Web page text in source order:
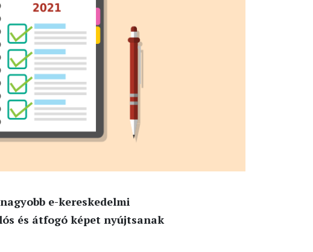
e-kereskedelmi
és átfogó képet nyújtsanak